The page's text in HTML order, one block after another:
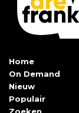
Home
On Demand
Nieuw
Populair